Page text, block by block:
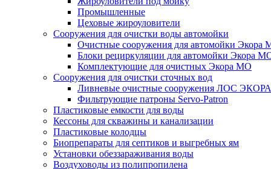
Промышленные
Цеховые жироуловители
Сооружения для очистки воды автомойки
Очистные сооружения для автомойки Экора
Блоки рециркуляции для автомойки Экора
Комплектующие для очистных Экора МО
Сооружения для очистки сточных вод
Ливневые очистные сооружения ЛОС ЭКОРА
Фильтрующие патроны Servo-Patron
Пластиковые емкости для воды
Кессоны для скважины и канализации
Пластиковые колодцы
Биопрепараты для септиков и выгребных ям
Установки обеззараживания воды
Воздуховоды из полипропилена